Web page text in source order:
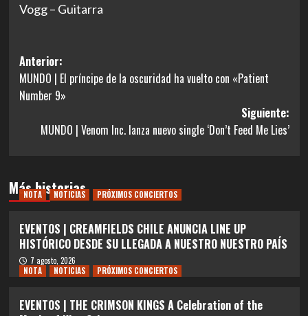
Vogg – Guitarra
Navegación
de
entradas
Anterior:
MUNDO | El príncipe de la oscuridad ha vuelto con «Patient
Number 9»
Siguiente:
MUNDO | Venom Inc. lanza nuevo single ‘Don’t Feed Me Lies’
Más historias
NOTA NOTICIAS PRÓXIMOS CONCIERTOS
EVENTOS | CREAMFIELDS CHILE ANUNCIA LINE UP
HISTÓRICO DESDE SU LLEGADA A NUESTRO NUESTRO PAÍS
7 agosto, 2026
NOTA
NOTICIAS PRÓXIMOS CONCIERTOS
EVENTOS | THE CRIMSON KINGS A Celebration of the